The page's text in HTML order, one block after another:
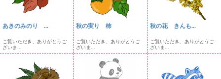
あきのみのり ...
ご覧いただき、ありがとうご
ざいま...
秋の実り 柿
ご覧いただき、ありがとうご
ざいま...
秋の花 きんも...
ご覧いただき、ありがとうご
ざいま...